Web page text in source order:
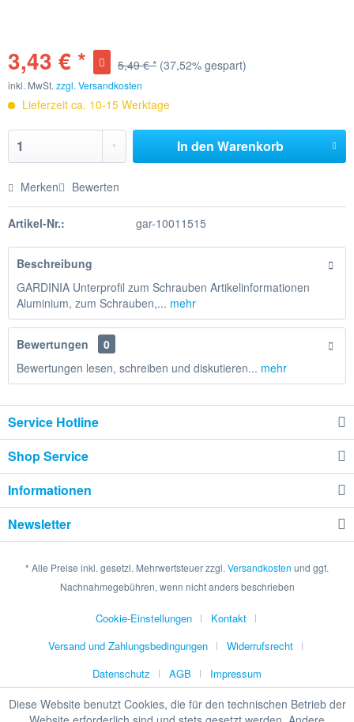
3,43 € * 5,49 € * (37,52% gespart)
inkl. MwSt. zzgl. Versandkosten
Lieferzeit ca. 10-15 Werktage
In den Warenkorb
Merken Bewerten
Artikel-Nr.: gar-10011515
Beschreibung
GARDINIA Unterprofil zum Schrauben Artikelinformationen
Aluminium, zum Schrauben,... mehr
Bewertungen
0
Bewertungen lesen, schreiben und diskutieren... mehr
Service Hotline
Shop Service
Informationen
Newsletter
* Alle Preise inkl. gesetzl. Mehrwertsteuer zzgl. Versandkosten und ggf.
Nachnahmegebühren, wenn nicht anders beschrieben
Cookie-Einstellungen
Kontakt
Versand und Zahlungsbedingungen
Widerrufsrecht
Datenschutz
AGB Impressum
Diese Website benutzt Cookies, die für den technischen Betrieb der